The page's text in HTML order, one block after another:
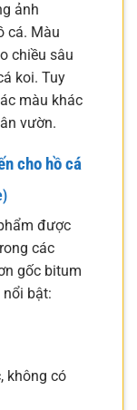
ảnh
cá. Màu
chiều sâu
koi. Tuy
màu khác
vườn.
cho hồ cá
được
các
gốc bitum
bật:
không có